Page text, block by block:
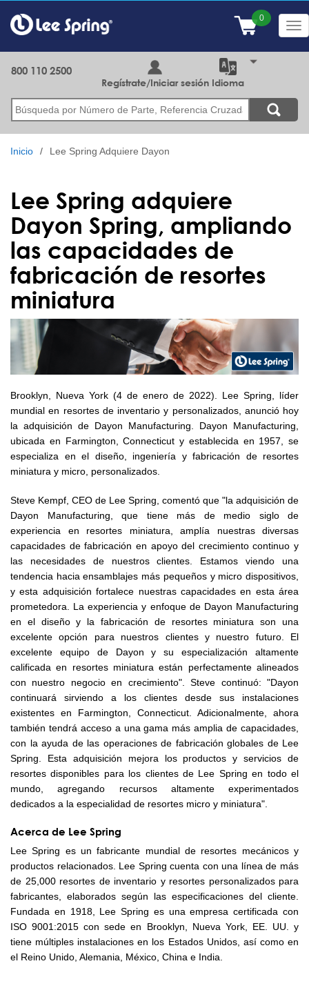
contenido
principal
Buscar
800 110 2500
Regístrate/Iniciar sesiónIdioma
Inicio Lee Spring Adquiere Dayon
Lee Spring adquiere
Dayon Spring, ampliando
las capacidades de
fabricación de resortes
miniatura
Brooklyn, Nueva York (4 de enero de 2022). Lee Spring, líder
mundial en resortes de inventario y personalizados, anunció hoy
la adquisición de Dayon Manufacturing. Dayon Manufacturing,
ubicada en Farmington, Connecticut y establecida en 1957, se
especializa en el diseño, ingeniería y fabricación de resortes
miniatura y micro, personalizados.
Steve Kempf, CEO de Lee Spring, comentó que "la adquisición de
Dayon Manufacturing, que tiene más de medio siglo de
experiencia en resortes miniatura, amplía nuestras diversas
capacidades de fabricación en apoyo del crecimiento continuo y
las necesidades de nuestros clientes. Estamos viendo una
tendencia hacia ensamblajes más pequeños y micro dispositivos,
y esta adquisición fortalece nuestras capacidades en esta área
prometedora. La experiencia y enfoque de Dayon Manufacturing
en el diseño y la fabricación de resortes miniatura son una
excelente opción para nuestros clientes y nuestro futuro. El
excelente equipo de Dayon y su especialización altamente
calificada en resortes miniatura están perfectamente alineados
con nuestro negocio en crecimiento". Steve continuó: "Dayon
continuará sirviendo a los clientes desde sus instalaciones
existentes en Farmington, Connecticut. Adicionalmente, ahora
también tendrá acceso a una gama más amplia de capacidades,
con la ayuda de las operaciones de fabricación globales de Lee
Spring. Esta adquisición mejora los productos y servicios de
resortes disponibles para los clientes de Lee Spring en todo el
mundo, agregando recursos altamente experimentados
dedicados a la especialidad de resortes micro y miniatura".
Acerca de Lee Spring
Lee Spring es un fabricante mundial de resortes mecánicos y
productos relacionados. Lee Spring cuenta con una línea de más
de 25,000 resortes de inventario y resortes personalizados para
fabricantes, elaborados según las especificaciones del cliente.
Fundada en 1918, Lee Spring es una empresa certificada con
ISO 9001:2015 con sede en Brooklyn, Nueva York, EE. UU. y
tiene múltiples instalaciones en los Estados Unidos, así como en
el Reino Unido, Alemania, México, China e India.